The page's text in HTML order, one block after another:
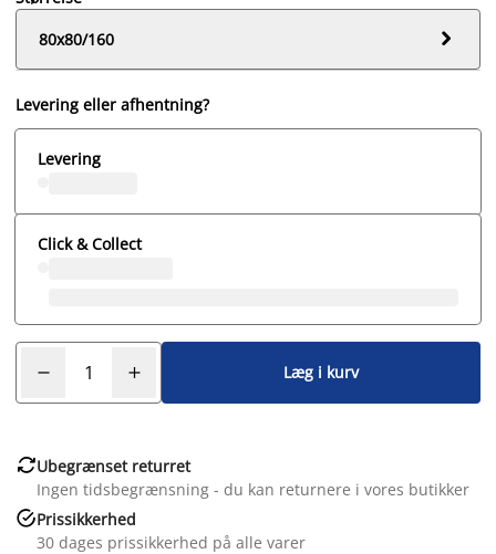
80x80/160

Levering eller afhentning?
Levering
Click & Collect
Læg i kurv
Ubegrænset returret
Ingen tidsbegrænsning - du kan returnere i vores butikker
Prissikkerhed
30 dages prissikkerhed på alle varer